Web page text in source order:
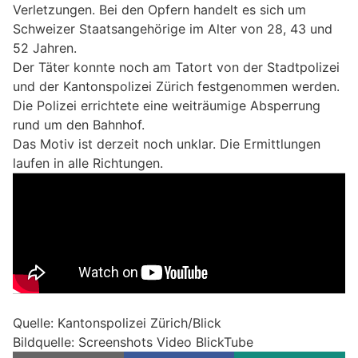
Verletzungen. Bei den Opfern handelt es sich um
Schweizer Staatsangehörige im Alter von 28, 43 und
52 Jahren.
Der Täter konnte noch am Tatort von der Stadtpolizei
und der Kantonspolizei Zürich festgenommen werden.
Die Polizei errichtete eine weiträumige Absperrung
rund um den Bahnhof.
Das Motiv ist derzeit noch unklar. Die Ermittlungen
laufen in alle Richtungen.
Quelle: Kantonspolizei Zürich/Blick
Bildquelle: Screenshots Video BlickTube